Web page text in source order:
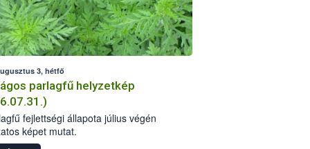
3, hétfő
parlagfű helyzetkép
fejlettségi állapota július végén
képet mutat.